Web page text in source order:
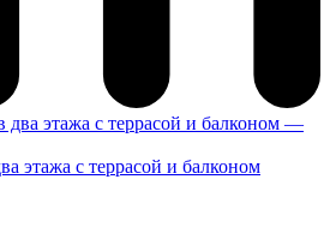
этажа с террасой и балконом